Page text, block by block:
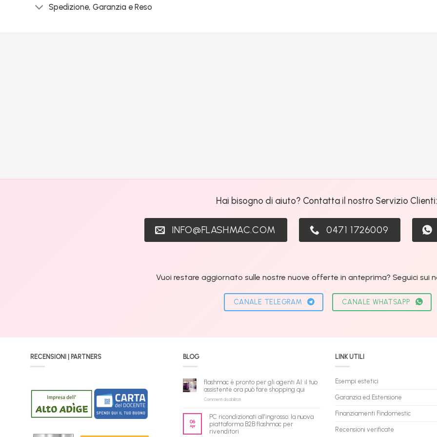
Spedizione, Garanzia e Reso
Hai bisogno di aiuto? Contatta il nostro Servizio
INFO@FLASHMAC.COM 0471 1726009
Vuoi restare aggiornato sulle nostre nuove offerte in anteprima? Seguici sui
CANALE TELEGRAM CANALE WHATSAPP
RECENSIONI | PARTNERS BLOG
flashmac è pronto per gli agenti AI: il tuo
assistente ora può fare shopping qui
Commenti disabilitatisu
pronto
per
06
Apr
PC ricondizionati all’ingrosso: la nuova
piattaforma B2B flashmac per
rivenditori
LINK UTILI
Esempi estetici
Garanzia ed Estensione
Finanziamenti Findomestic
Recensioni verificate